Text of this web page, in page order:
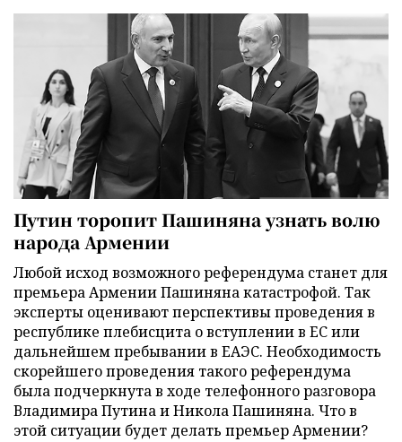
Путин торопит Пашиняна узнать волю
народа Армении
Любой исход возможного референдума станет для
премьера Армении Пашиняна катастрофой. Так
эксперты оценивают перспективы проведения в
республике плебисцита о вступлении в ЕС или
дальнейшем пребывании в ЕАЭС. Необходимость
скорейшего проведения такого референдума
была подчеркнута в ходе телефонного разговора
Владимира Путина и Никола Пашиняна. Что в
этой ситуации будет делать премьер Армении?